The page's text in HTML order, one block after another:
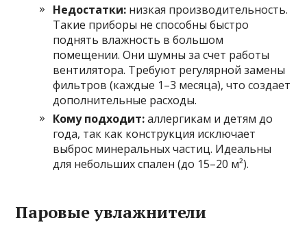
Недостатки: низкая производительность.
Такие приборы не способны быстро
поднять влажность в большом
помещении. Они шумны за счет работы
вентилятора. Требуют регулярной замены
фильтров (каждые 1–3 месяца), что создает
дополнительные расходы.
Кому подходит:аллергикам и детям до
года, так как конструкция исключает
выброс минеральных частиц. Идеальны
для небольших спален (до 15–20 м²).
Паровые увлажнители